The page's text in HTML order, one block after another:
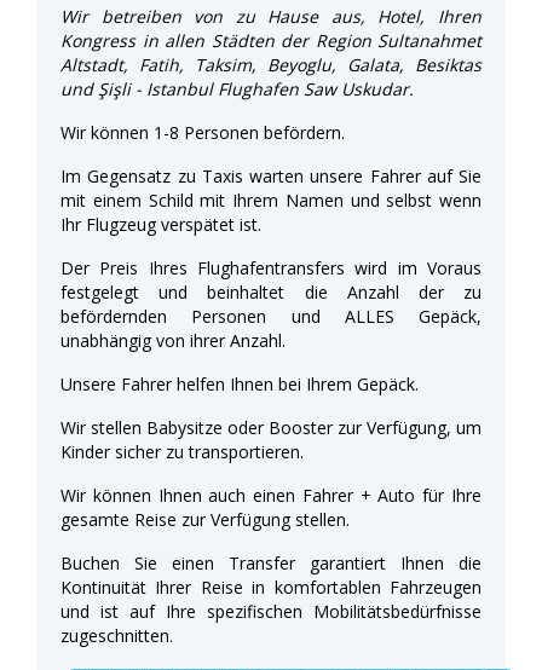
Wir betreiben von zu Hause aus, Hotel, Ihren
Kongress in allen Städten der Region Sultanahmet
Altstadt, Fatih, Taksim, Beyoglu, Galata, Besiktas
und Şişli - Istanbul Flughafen Saw Uskudar.
Wir können 1-8 Personen befördern.
Im Gegensatz zu Taxis warten unsere Fahrer auf Sie
mit einem Schild mit Ihrem Namen und selbst wenn
Ihr Flugzeug verspätet ist.
Der Preis Ihres Flughafentransfers wird im Voraus
festgelegt und beinhaltet die Anzahl der zu
befördernden Personen und ALLES Gepäck,
unabhängig von ihrer Anzahl.
Unsere Fahrer helfen Ihnen bei Ihrem Gepäck.
Wir stellen Babysitze oder Booster zur Verfügung, um
Kinder sicher zu transportieren.
Wir können Ihnen auch einen Fahrer + Auto für Ihre
gesamte Reise zur Verfügung stellen.
Buchen Sie einen Transfer garantiert Ihnen die
Kontinuität Ihrer Reise in komfortablen Fahrzeugen
und ist auf Ihre spezifischen Mobilitätsbedürfnisse
zugeschnitten.